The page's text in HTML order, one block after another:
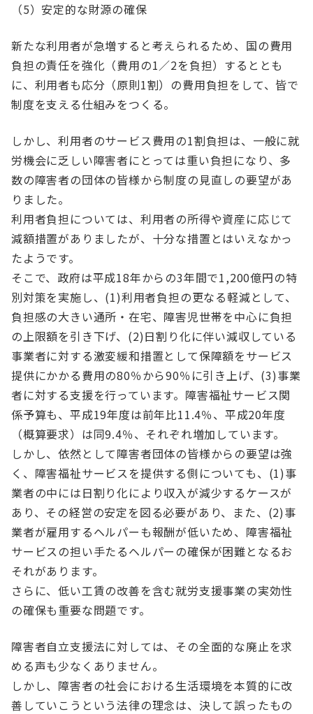
（5）安定的な財源の確保
新たな利用者が急増すると考えられるため、国の費用
負担の責任を強化（費用の1／2を負担）するととも
に、利用者も応分（原則1割）の費用負担をして、皆で
制度を支える仕組みをつくる。
しかし、利用者のサービス費用の1割負担は、一般に就
労機会に乏しい障害者にとっては重い負担になり、多
数の障害者の団体の皆様から制度の見直しの要望があ
りました。
利用者負担については、利用者の所得や資産に応じて
減額措置がありましたが、十分な措置とはいえなかっ
たようです。
そこで、政府は平成18年からの3年間で1,200億円の特
別対策を実施し、(1)利用者負担の更なる軽減として、
負担感の大きい通所・在宅、障害児世帯を中心に負担
の上限額を引き下げ、(2)日割り化に伴い減収している
事業者に対する激変緩和措置として保障額をサービス
提供にかかる費用の80％から90％に引き上げ、(3)事業
者に対する支援を行っています。障害福祉サービス関
係予算も、平成19年度は前年比11.4％、平成20年度
（概算要求）は同9.4％、それぞれ増加しています。
しかし、依然として障害者団体の皆様からの要望は強
く、障害福祉サービスを提供する側についても、(1)事
業者の中には日割り化により収入が減少するケースが
あり、その経営の安定を図る必要があり、また、(2)事
業者が雇用するヘルパーも報酬が低いため、障害福祉
サービスの担い手たるヘルパーの確保が困難となるお
それがあります。
さらに、低い工賃の改善を含む就労支援事業の実効性
の確保も重要な問題です。
障害者自立支援法に対しては、その全面的な廃止を求
める声も少なくありません。
しかし、障害者の社会における生活環境を本質的に改
善していこうという法律の理念は、決して誤ったもの